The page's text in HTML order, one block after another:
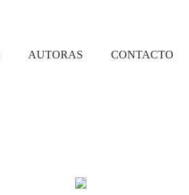
AUTORAS CONTACTO